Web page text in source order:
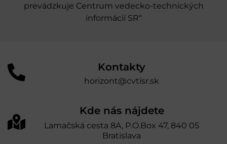
prevádzkuje Centrum vedecko-technických
informácií SR“
Kontakty
horizont@cvtisr.sk
Kde nás nájdete
Lamačská cesta 8A, P.O.Box 47, 840 05
Bratislava